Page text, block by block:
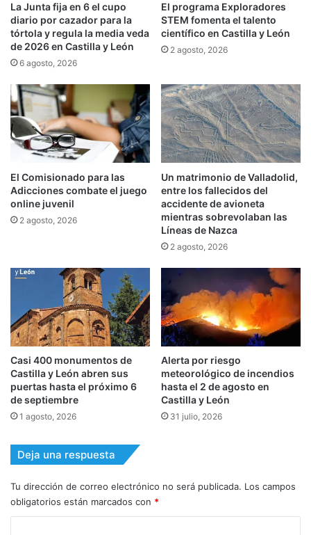
La Junta fija en 6 el cupo
diario por cazador para la
tórtola y regula la media veda
de 2026 en Castilla y León
6 agosto, 2026
El programa Exploradores
STEM fomenta el talento
científico en Castilla y León
2 agosto, 2026
El Comisionado para las
Adicciones combate el juego
online juvenil
2 agosto, 2026
Un matrimonio de Valladolid,
entre los fallecidos del
accidente de avioneta
mientras sobrevolaban las
Líneas de Nazca
2 agosto, 2026
Casi 400 monumentos de
Castilla y León abren sus
puertas hasta el próximo 6
de septiembre
1 agosto, 2026
Alerta por riesgo
meteorológico de incendios
hasta el 2 de agosto en
Castilla y León
31 julio, 2026
Deja una respuesta
Tu dirección de correo electrónico no será publicada. Los campos
obligatorios están marcados con *